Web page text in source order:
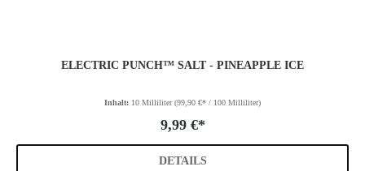
ELECTRIC PUNCH™ SALT - PINEAPPLE ICE
Inhalt: 10 Milliliter(99,90 €* / 100 Milliliter)
9,99 €*
DETAILS